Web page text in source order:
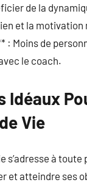
de la
et la motivation
: Moins de
le coach.
Idéaux
Vie
s’adresse à toute
et atteindre ses